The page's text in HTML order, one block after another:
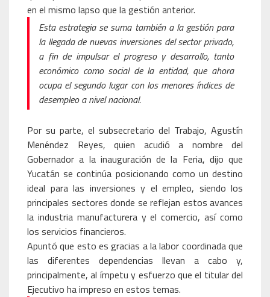
en el mismo lapso que la gestión anterior.
Esta estrategia se suma también a la gestión para
la llegada de nuevas inversiones del sector privado,
a fin de impulsar el progreso y desarrollo, tanto
económico como social de la entidad, que ahora
ocupa el segundo lugar con los menores índices de
desempleo a nivel nacional.
Por su parte, el subsecretario del Trabajo, Agustín
Menéndez Reyes, quien acudió a nombre del
Gobernador a la inauguración de la Feria, dijo que
Yucatán se continúa posicionando como un destino
ideal para las inversiones y el empleo, siendo los
principales sectores donde se reflejan estos avances
la industria manufacturera y el comercio, así como
los servicios financieros.
Apuntó que esto es gracias a la labor coordinada que
las diferentes dependencias llevan a cabo y,
principalmente, al ímpetu y esfuerzo que el titular del
Ejecutivo ha impreso en estos temas.